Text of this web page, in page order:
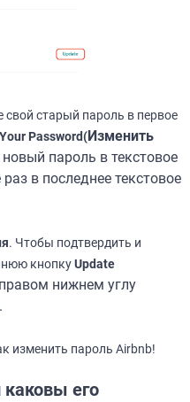
свой старый пароль в первое
Password(Изменить
пароль в текстовое
в последнее текстовое
. Чтобы подтвердить и
кнопкуUpdate
нижнем углу
изменить пароль Airbnb!
каковы его